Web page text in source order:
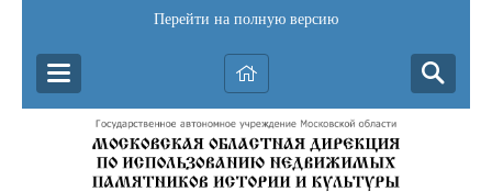
Перейти на полную версию